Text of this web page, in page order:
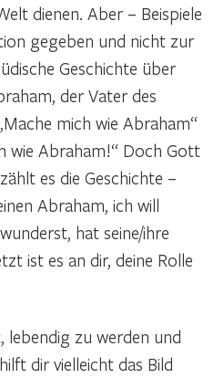
dienen. Aber – Beispiele
gegeben und nicht zur
Geschichte über
der Vater des
mich wie Abraham“
wie Abraham!“ Doch Gott
es die Geschichte –
Abraham, ich will
hat seine/ihre
ist es an dir, deine Rolle
lebendig zu werden und
dir vielleicht das Bild